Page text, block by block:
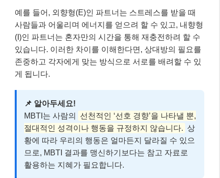
황에 따라 우리의 행동은 얼마든지 달라질 수 있으
므로, MBTI 결과를 맹신하기보다는 참고 자료로
활용하는 지혜가 필요합니다.
대화법 📚
실제 관계에서 MBTI를 어떻게 활용할 수 있을지 구체적
인 사례를 통해 알아볼까요? 흔히 궁합이 ‘안 좋다’고 여
겨질 수 있는 유형의 커플을 예로 들어보겠습니다.